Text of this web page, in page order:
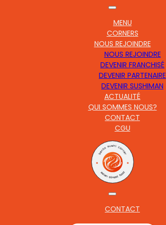
MENU
CORNERS
NOUS REJOINDRE
NOUS REJOINDRE
DEVENIR FRANCHISÉ
DEVENIR PARTENAIRE
DEVENIR SUSHIMAN
ACTUALITÉ
QUI SOMMES NOUS?
CONTACT
CGU
CONTACT